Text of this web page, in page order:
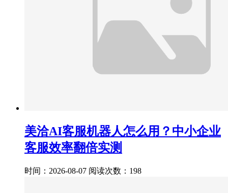
美洽AI客服机器人怎么用？中小企业
客服效率翻倍实测
时间：2026-08-07 阅读次数：198